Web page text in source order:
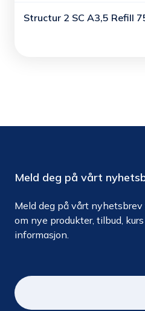
Structur 2 SC A3,5 Refill
Meld deg på vårt
Meld deg på vårt
om nye produkter, tilbud,
informasjon.